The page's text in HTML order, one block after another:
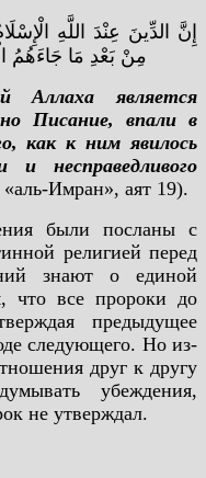
إِنَّ الدِّينَ عِنْدَ اللَّهِ
مِنْ بَعْدِ مَا جَاءَهُمُ
Аллаха является
Писание, впали в
как к ним явилось
несправедливого
«аль-Имран», аят 19).
были посланы с
религией перед
знают о единой
что все пророки до
предыдущее
следующего. Но из-
друг к другу
убеждения,
не утверждал.